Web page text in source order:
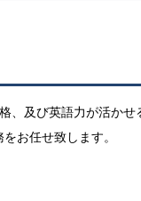
、及び英語力が活かせ
お任せ致します。